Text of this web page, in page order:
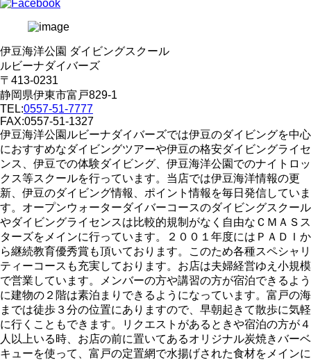
伊豆海洋公園 ダイビングスクール
ルビーナダイバーズ
〒413-0231
静岡県伊東市富戸829-1
TEL:0557-51-7777
FAX:0557-51-1327
伊豆海洋公園ルビーナダイバーズでは伊豆のダイビングを中心
におすすめなダイビングツアーや伊豆の格安ダイビングライセ
ンス、伊豆での体験ダイビング、伊豆海洋公園でのナイトロッ
クス等スクールを行っています。当店では伊豆海洋情報の更
新、伊豆のダイビング情報、ポイント情報を毎日発信していま
す。オープンウォーターダイバーコースのダイビングスクール
やダイビングライセンスは比較的規制がなく自由なＣＭＡＳス
ターズをメインに行っています。２００１年度にはＰＡＤＩか
ら継続教育優秀賞も頂いております。このため各種スペシャリ
ティーコースも充実しております。お店は夫婦経営ゆえ小規模
で営業しています。メンバーの方や講習の方が宿泊できるよう
に建物の２階は素泊まりできるようになっています。富戸の海
までは徒歩３分の位置にありますので、早朝起きて散歩に気軽
に行くこともできます。リクエストがあるときや宿泊の方が４
人以上いる時、お店の前に置いてあるオリジナル炭焼きバーベ
キューを使って、富戸の定置網で水揚げされた食材をメインに